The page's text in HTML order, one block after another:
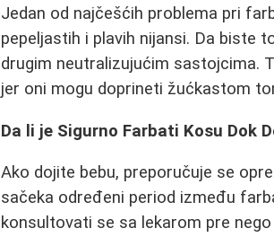
Jedan od najčešćih problema pri
pepeljastih i plavih nijansi. Da biste
drugim neutralizujućim sastojcima.
jer oni mogu doprineti žućkastom
Da li je Sigurno Farbati Kosu Dok
Ako dojite bebu, preporučuje se
sačeka određeni period između
konsultovati se sa lekarom pre